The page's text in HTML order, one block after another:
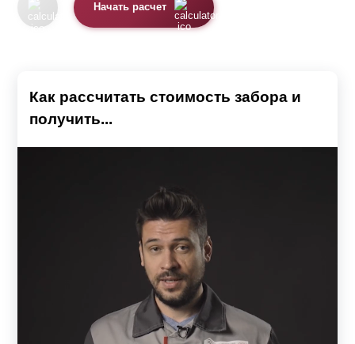
Начать расчет
Как рассчитать стоимость забора и
получить...